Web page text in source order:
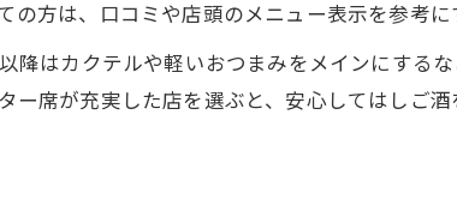
雰囲気重視で選ぶ北区の居酒屋巡り
方は、口コミや店頭のメニュー表示を参考に
降はカクテルや軽いおつまみをメインにする
席が充実した店を選ぶと、安心してはしご酒